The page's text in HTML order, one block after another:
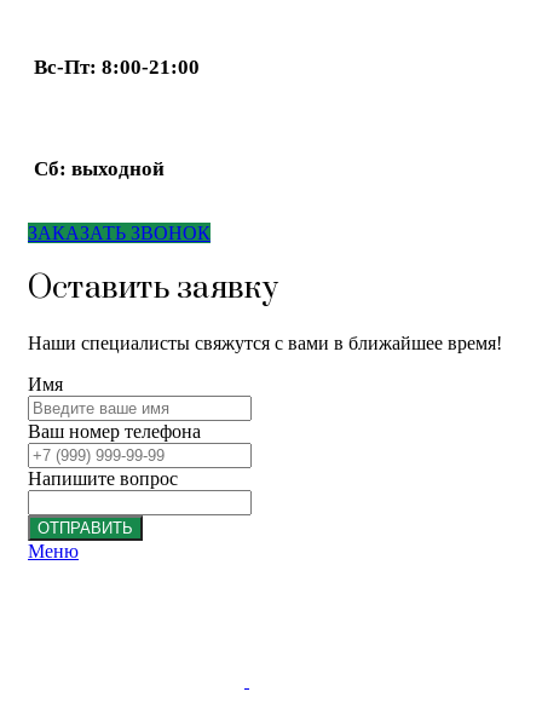
Вс-Пт: 8:00-21:00
Сб: выходной
ЗАКАЗАТЬ ЗВОНОК
Оставить заявку
Наши специалисты свяжутся с вами в ближайшее время!
Имя
Ваш номер телефона
Напишите вопрос
ОТПРАВИТЬ
Меню